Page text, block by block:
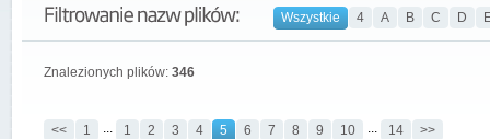
Wszystkie 4 A B C D
Znalezionych plików: 346
<< 1 ... 1 2 3 4 5 6 7 8 9 10 ... 14 >>